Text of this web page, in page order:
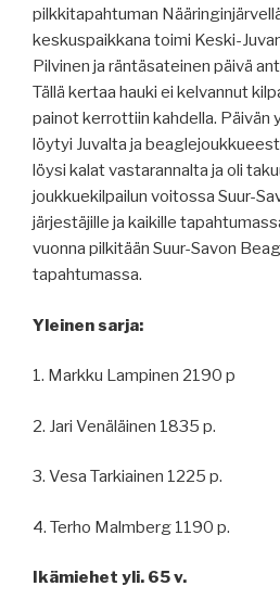
pilkkitapahtuman
keskuspaikkana toimi Keski-
Pilvinen ja räntäsateinen päivä
Tällä kertaa hauki ei kelvannut
painot kerrottiin kahdella. Päivän
löytyi Juvalta ja
löysi kalat vastarannalta ja oli
joukkuekilpailun voitossa Suur-
järjestäjille ja kaikille
vuonna pilkitään Suur-Savon
tapahtumassa.
Yleinen sarja:
1. Markku Lampinen 2190 p
2. Jari Venäläinen 1835 p.
3. Vesa Tarkiainen 1225 p.
4. Terho Malmberg 1190 p.
Ikämiehet yli. 65 v.